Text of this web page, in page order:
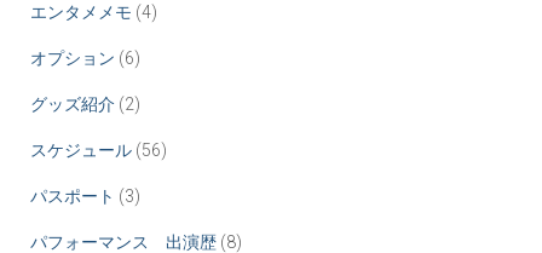
エンタメメモ (4)
オプション (6)
グッズ紹介 (2)
スケジュール (56)
パスポート (3)
パフォーマンス 出演歴 (8)